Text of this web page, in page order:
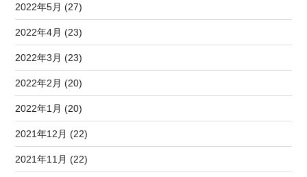
2022年5月 (27)
2022年4月 (23)
2022年3月 (23)
2022年2月 (20)
2022年1月 (20)
2021年12月 (22)
2021年11月 (22)